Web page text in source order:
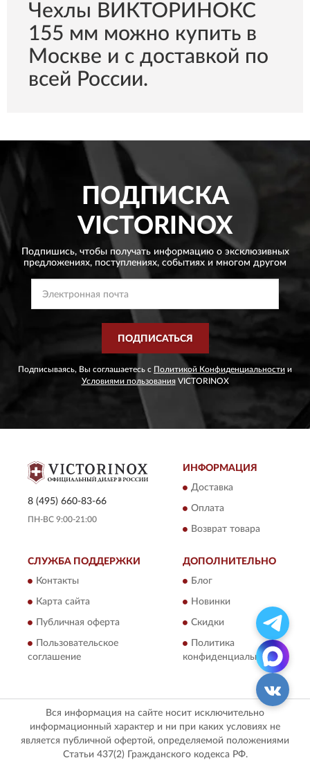
Чехлы ВИКТОРИНОКС
155 мм можно купить в
Москве и с доставкой по
всей России.
ПОДПИСКА
VICTORINOX
Подпишись, чтобы получать информацию о эксклюзивных
предложениях, поступлениях, событиях и многом другом
ПОДПИСАТЬСЯ
Подписываясь, Вы соглашаетесь с Политикой Конфиденциальности и
Условиями пользованияVICTORINOX
8 (495) 660-83-66
ПН-ВС 9:00-21:00
ИНФОРМАЦИЯ
Доставка
Оплата
Возврат товара
СЛУЖБА ПОДДЕРЖКИ
Контакты
Карта сайта
Публичная оферта
Пользовательское
соглашение
ДОПОЛНИТЕЛЬНО
Блог
Новинки
Скидки
Политика
конфиденциальности
Вся информация на сайте носит исключительно
информационный характер и ни при каких условиях не
является публичной офертой, определяемой положениями
Статьи 437(2) Гражданского кодекса РФ.